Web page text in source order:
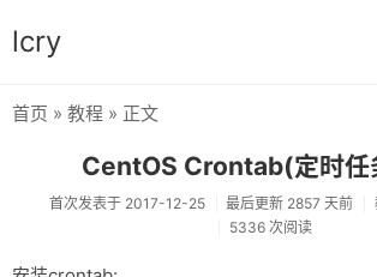
lcry
分享
首页 » 教程 » 正文
CentOS Crontab(定时任
首次发表于 2017-12-25 最后更新 2857 天前
5336 次阅读